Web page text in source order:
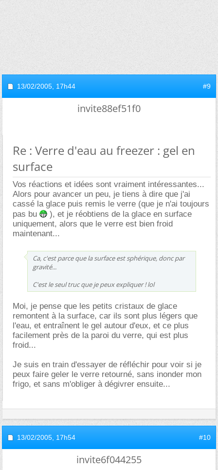
13/02/2005, 17h44 #9
invite88ef51f0
Re : Verre d'eau au freezer : gel en
surface
Vos réactions et idées sont vraiment intéressantes...
Alors pour avancer un peu, je tiens à dire que j'ai
cassé la glace puis remis le verre (que je n'ai toujours
pas bu
), et je réobtiens de la glace en surface
uniquement, alors que le verre est bien froid
maintenant...
Ca, c'est parce que la surface est sphérique, donc par
gravité...
C'est le seul truc que je peux expliquer ! lol
Moi, je pense que les petits cristaux de glace
remontent à la surface, car ils sont plus légers que
l'eau, et entraînent le gel autour d'eux, et ce plus
facilement près de la paroi du verre, qui est plus
froid...
Je suis en train d'essayer de réfléchir pour voir si je
peux faire geler le verre retourné, sans inonder mon
frigo, et sans m'obliger à dégivrer ensuite...
13/02/2005, 17h54 #10
invite6f044255